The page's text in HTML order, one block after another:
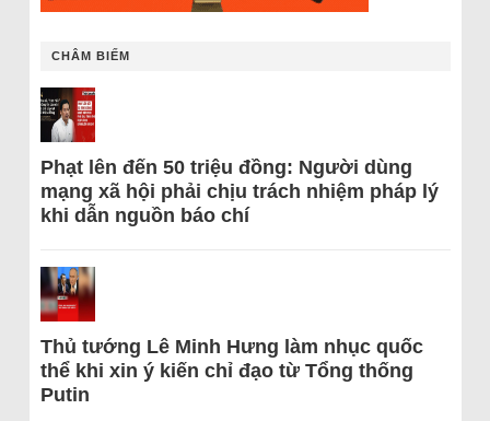
CHÂM BIẾM
Phạt lên đến 50 triệu đồng: Người dùng
mạng xã hội phải chịu trách nhiệm pháp lý
khi dẫn nguồn báo chí
Thủ tướng Lê Minh Hưng làm nhục quốc
thể khi xin ý kiến chỉ đạo từ Tổng thống
Putin